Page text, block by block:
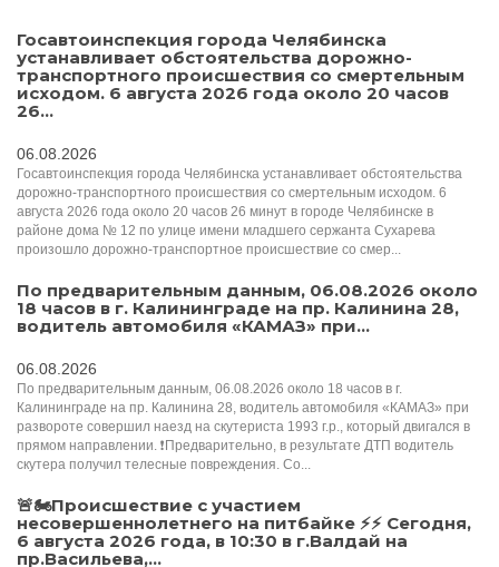
Госавтоинспекция города Челябинска
устанавливает обстоятельства дорожно-
транспортного происшествия со смертельным
исходом. 6 августа 2026 года около 20 часов
26...
06.08.2026
Госавтоинспекция города Челябинска устанавливает обстоятельства
дорожно-транспортного происшествия со смертельным исходом. 6
августа 2026 года около 20 часов 26 минут в городе Челябинске в
районе дома № 12 по улице имени младшего сержанта Сухарева
произошло дорожно-транспортное происшествие со смер...
По предварительным данным, 06.08.2026 около
18 часов в г. Калининграде на пр. Калинина 28,
водитель автомобиля «КАМАЗ» при...
06.08.2026
По предварительным данным, 06.08.2026 около 18 часов в г.
Калининграде на пр. Калинина 28, водитель автомобиля «КАМАЗ» при
развороте совершил наезд на скутериста 1993 г.р., который двигался в
прямом направлении. ❗️Предварительно, в результате ДТП водитель
скутера получил телесные повреждения. Со...
🚨🏍Происшествие с участием
несовершеннолетнего на питбайке ⚡️⚡️️ Сегодня,
6 августа 2026 года, в 10:30 в г.Валдай на
пр.Васильева,...